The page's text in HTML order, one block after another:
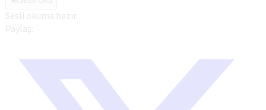
Sesli okuma hazır.
Paylaş: